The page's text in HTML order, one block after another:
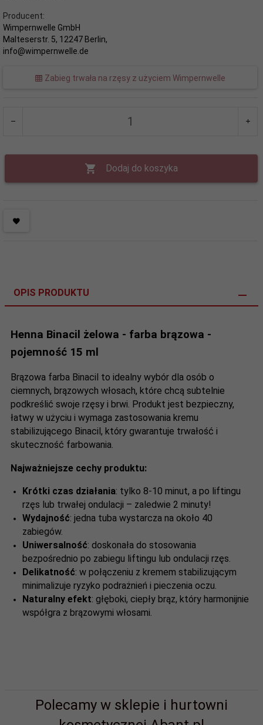
Producent:
Wimpernwelle GmbH
Malteserstr. 5, 12247 Berlin,
info@wimpernwelle.de
Zabieg trwała na rzęsy z użyciem Wimpernwelle
Dodaj do koszyka
OPIS PRODUKTU
Henna Binacil żelowa - farba brązowa -
pojemność 15 ml
Brązowa farba Binacil to idealny wybór dla osób o
ciemnych, brązowych włosach, które chcą subtelnie
podkreślić swoje rzęsy i brwi. Produkt jest bezpieczny,
łatwy w użyciu i wymaga zastosowania kremu
stabilizującego Binacil, który gwarantuje trwałość i
skuteczność farbowania.
Najważniejsze cechy produktu:
Krótki czas działania: tylko 8-10 minut, a po liftingu
rzęs lub trwałej ondulacji – zaledwie 2 minuty!
Wydajność: jedna tuba wystarcza na około 40
zabiegów.
Uniwersalność: doskonała do stosowania
bezpośrednio po zabiegu liftingu lub ondulacji rzęs.
Delikatność: w połączeniu z kremem stabilizującym
minimalizuje ryzyko podrażnień i pieczenia oczu.
Naturalny efekt: głęboki, ciepły brąz, który harmonijnie
współgra z brązowymi włosami.
Polecamy w sklepie i hurtowni